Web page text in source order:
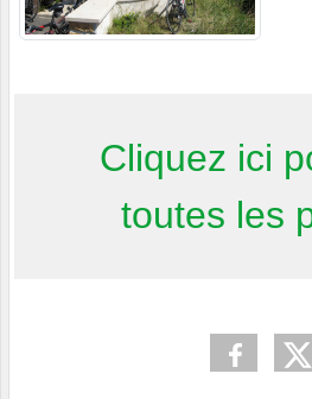
Cliquez ici
toutes les